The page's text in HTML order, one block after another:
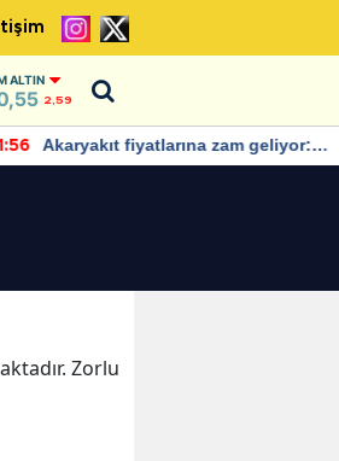
ALTIN
2,59
Akaryakıt fiyatlarına zam geliyor:
Yeni tarih açıklandı
Zorlu